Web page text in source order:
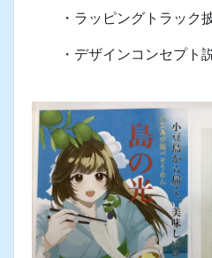
トのデザインをしました。
り、このトラックのお披露
より
２ 場所 小豆島中央高等
３ ラッピングトラックお
・ラッピングトラック
・デザインコンセプ